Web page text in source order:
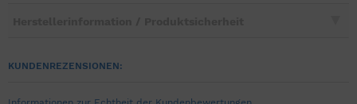
KUNDENREZENSIONEN: